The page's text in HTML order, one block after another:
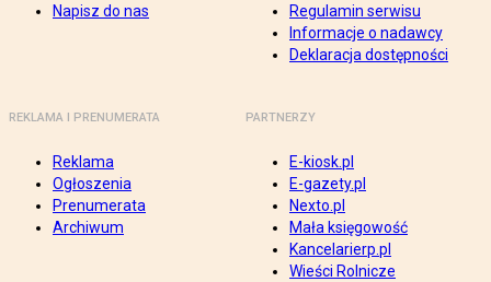
Napisz do nas
Regulamin serwisu
Informacje o nadawcy
Deklaracja dostępności
REKLAMA I PRENUMERATA
Reklama
Ogłoszenia
Prenumerata
Archiwum
PARTNERZY
E-kiosk.pl
E-gazety.pl
Nexto.pl
Mała księgowość
Kancelarierp.pl
Wieści Rolnicze